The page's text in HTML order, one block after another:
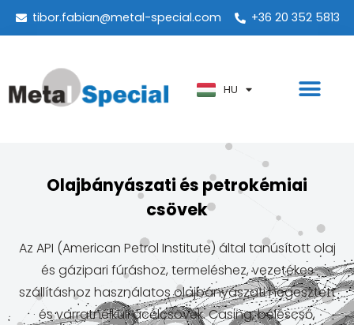
tibor.fabian@metal-special.com +36 20 352 5813
HU
PT
AR
Olajbányászati és petrokémiai
csövek
Az API (American Petrol Institute) által tanúsított olaj
és gázipari fúráshoz, termeléshez, vezetékes
szállításhoz használatos olajbányászati hegesztett
és varratnélküli acélcsövek. Casing, béléscső,